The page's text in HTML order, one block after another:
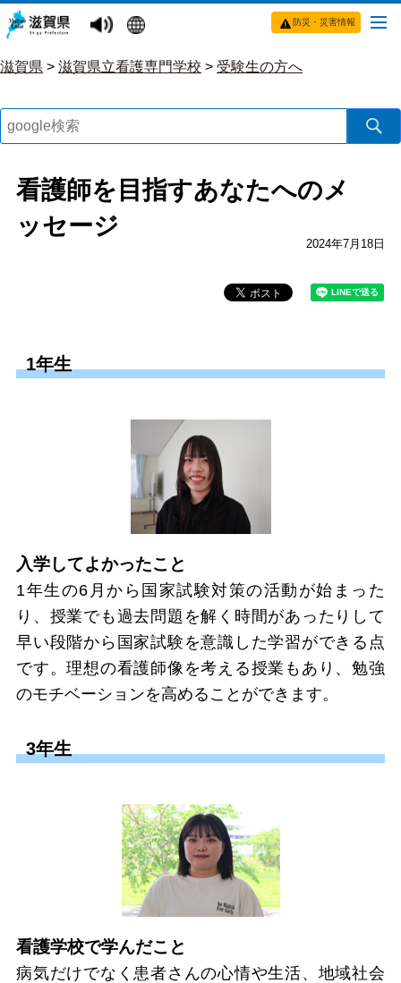
防災・災害情報
滋賀県 > 滋賀県立看護専門学校 > 受験生の方へ
看護師を目指すあなたへのメ
ッセージ
2024年7月18日
1年生
入学してよかったこと
1年生の6月から国家試験対策の活動が始まった
り、授業でも過去問題を解く時間があったりして
早い段階から国家試験を意識した学習ができる点
です。理想の看護師像を考える授業もあり、勉強
のモチベーションを高めることができます。
3年生
看護学校で学んだこと
病気だけでなく患者さんの心情や生活、地域社会